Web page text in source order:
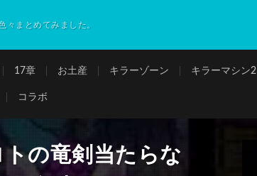
々まとめてみました。
17章 お土産 キラーゾーン キラーマシン2
コラボ
の竜剣当たらな